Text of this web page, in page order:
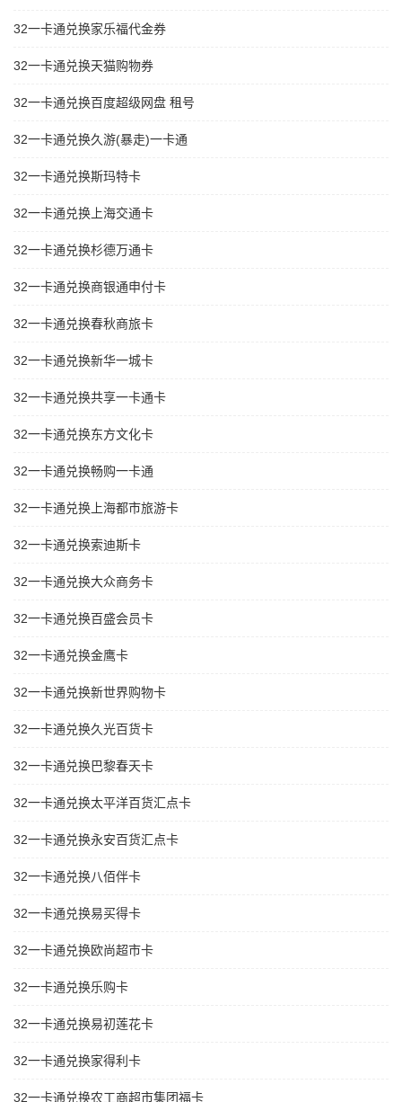
32一卡通兑换家乐福代金券
32一卡通兑换天猫购物券
32一卡通兑换百度超级网盘 租号
32一卡通兑换久游(暴走)一卡通
32一卡通兑换斯玛特卡
32一卡通兑换上海交通卡
32一卡通兑换杉德万通卡
32一卡通兑换商银通申付卡
32一卡通兑换春秋商旅卡
32一卡通兑换新华一城卡
32一卡通兑换共享一卡通卡
32一卡通兑换东方文化卡
32一卡通兑换畅购一卡通
32一卡通兑换上海都市旅游卡
32一卡通兑换索迪斯卡
32一卡通兑换大众商务卡
32一卡通兑换百盛会员卡
32一卡通兑换金鹰卡
32一卡通兑换新世界购物卡
32一卡通兑换久光百货卡
32一卡通兑换巴黎春天卡
32一卡通兑换太平洋百货汇点卡
32一卡通兑换永安百货汇点卡
32一卡通兑换八佰伴卡
32一卡通兑换易买得卡
32一卡通兑换欧尚超市卡
32一卡通兑换乐购卡
32一卡通兑换易初莲花卡
32一卡通兑换家得利卡
32一卡通兑换农工商超市集团福卡